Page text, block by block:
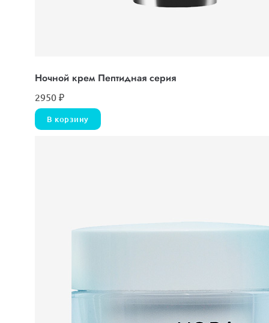
Ночной крем Пептидная серия
2950 ₽
В корзину